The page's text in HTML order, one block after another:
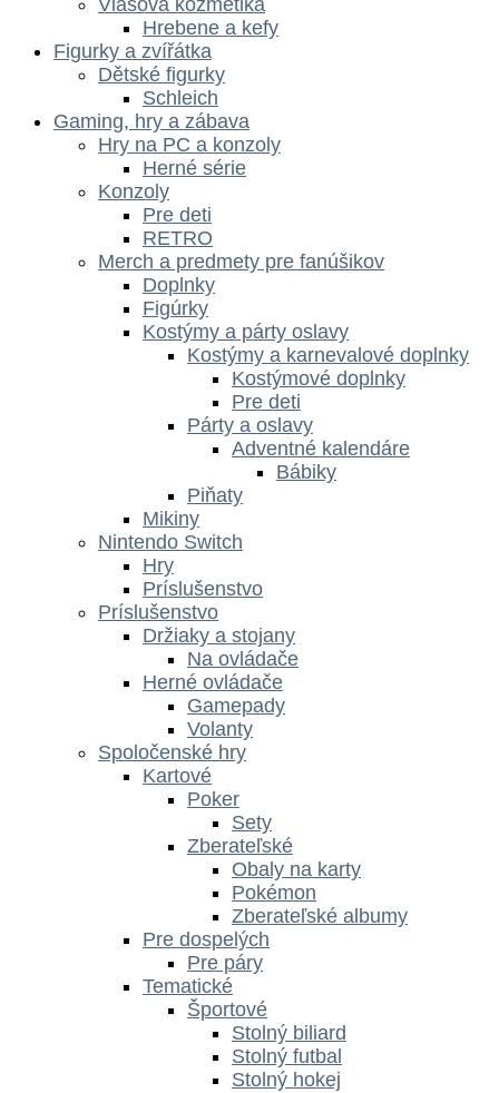
Hrebene a kefy
Figurky a zvířátka
Dětské figurky
Schleich
Gaming, hry a zábava
Hry na PC a konzoly
Herné série
Konzoly
Pre deti
RETRO
Merch a predmety pre fanúšikov
Doplnky
Figúrky
Kostýmy a párty oslavy
Kostýmy a karnevalové doplnky
Kostýmové doplnky
Pre deti
Párty a oslavy
Adventné kalendáre
Bábiky
Piňaty
Mikiny
Nintendo Switch
Hry
Príslušenstvo
Príslušenstvo
Držiaky a stojany
Na ovládače
Herné ovládače
Gamepady
Volanty
Spoločenské hry
Kartové
Poker
Sety
Zberateľské
Obaly na karty
Pokémon
Zberateľské albumy
Pre dospelých
Pre páry
Tematické
Športové
Stolný biliard
Stolný futbal
Stolný hokej